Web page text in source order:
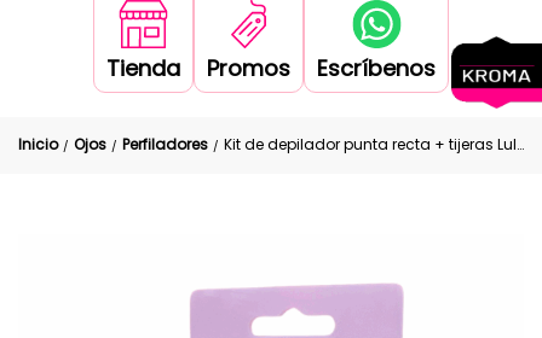
Tienda Promos Escríbenos
Inicio / Ojos / Perfiladores / Kit de depilador punta recta + tijeras Lula